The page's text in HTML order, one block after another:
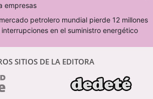
empresas
petrolero mundial pierde 12 millones
en el suministro energético
SITIOS DE LA EDITORA